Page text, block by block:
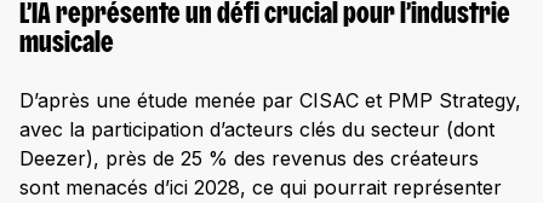
L’IA représente un défi crucial pour l’industrie
musicale
D’après une étude menée par CISAC et PMP Strategy,
avec la participation d’acteurs clés du secteur (dont
Deezer), près de 25 % des revenus des créateurs
sont menacés d’ici 2028, ce qui pourrait représenter